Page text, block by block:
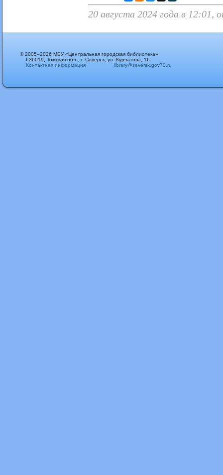
20 августа 2024 года в 12:01,
© 2005–2026 МБУ «Центральная городская библиотека»
636019, Томская обл., г. Северск, ул. Курчатова, 16
Контактная информация
library@seversk.gov70.ru